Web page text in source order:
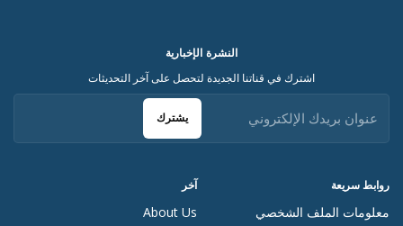
روابط سريعة
معلومات الملف الشخصي
آخر
About Us
النشرة الإخبارية
اشترك في قناتنا الجديدة لتحصل على آخر التحديثات
يشترك